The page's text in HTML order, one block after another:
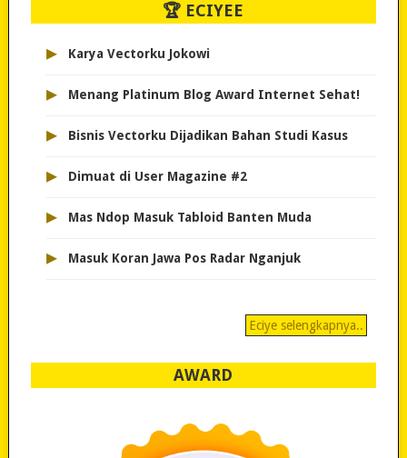
🏆 ECIYEE
▸ Karya Vectorku Jokowi
▸ Menang Platinum Blog Award Internet Sehat!
▸ Bisnis Vectorku Dijadikan Bahan Studi Kasus
▸ Dimuat di User Magazine #2
▸ Mas Ndop Masuk Tabloid Banten Muda
▸ Masuk Koran Jawa Pos Radar Nganjuk
Eciye selengkapnya..
AWARD